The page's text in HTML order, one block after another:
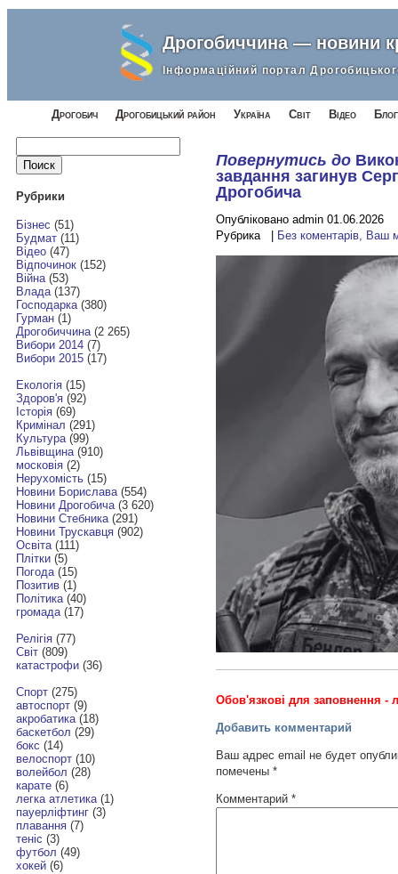
Дрогобиччина — новини
Інформаційний портал
Дрогобич Дрогобицький район Україна Світ Відео
Найти:
Рубрики
Бізнес (51)
Будмат(11)
Відео(47)
Відпочинок(152)
Війна(53)
Влада(137)
Господарка(380)
Гурман(1)
Дрогобиччина(2 265)
Вибори 2014(7)
Вибори 2015(17)
Екологія(15)
Здоров'я(92)
Історія(69)
Кримінал (291)
Культура(99)
Львівщина(910)
московія(2)
Нерухомість(15)
Новини Борислава(554)
Новини Дрогобича(3 620)
Новини Стебника(291)
Новини Трускавця(902)
Освіта(111)
Плітки(5)
Погода(15)
Позитив(1)
Політика(40)
громада(17)
Релігія(77)
Світ(809)
катастрофи(36)
Спорт(275)
автоспорт(9)
акробатика(18)
баскетбол (29)
бокс (14)
велоспорт(10)
волейбол (28)
карате(6)
легка атлетика(1)
пауерліфтинг(3)
плавання(7)
теніс (3)
футбол (49)
хокей(6)
Повернутись до
завдання загинув
Дрогобича
Опубліковано admin 01.06.2026
Рубрика | Без коментарів, Ваш
Обов'язкові для заповнення -
Добавить комментарий
Ваш адрес email не будет
помечены *
Комментарий *